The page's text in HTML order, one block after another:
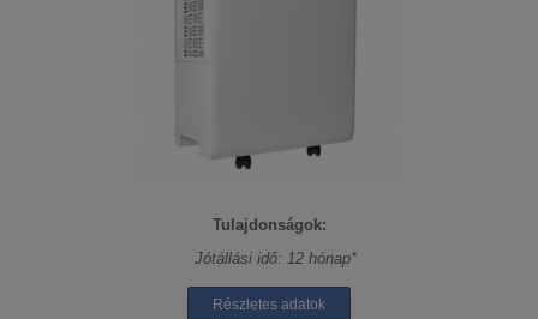
Tulajdonságok:
Jótállási idő: 12 hónap*
Részletes adatok